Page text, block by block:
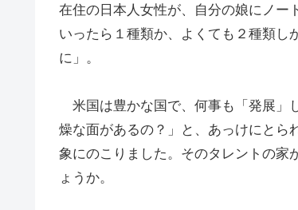
在住の日本人女性が、自分の娘にノー
いったら１種類か、よくても２種類し
に」。
米国は豊かな国で、何事も「発展」
燥な面があるの？」と、あっけにとら
象にのこりました。そのタレントの家
ょうか。